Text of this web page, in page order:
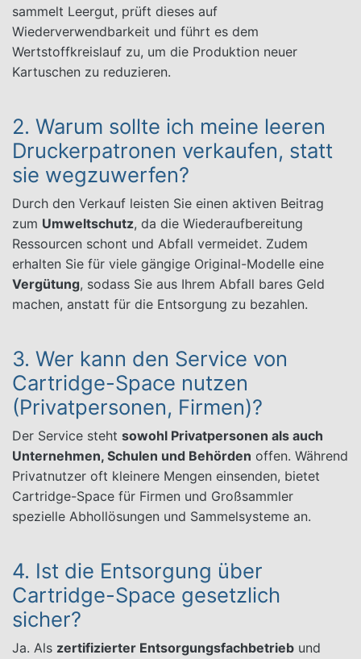
sammelt Leergut, prüft dieses auf
Wiederverwendbarkeit und führt es dem
Wertstoffkreislauf zu, um die Produktion neuer
Kartuschen zu reduzieren.
2. Warum sollte ich meine leeren
Druckerpatronen verkaufen, statt
sie wegzuwerfen?
Durch den Verkauf leisten Sie einen aktiven Beitrag
zum Umweltschutz, da die Wiederaufbereitung
Ressourcen schont und Abfall vermeidet. Zudem
erhalten Sie für viele gängige Original-Modelle eine
Vergütung, sodass Sie aus Ihrem Abfall bares Geld
machen, anstatt für die Entsorgung zu bezahlen.
3. Wer kann den Service von
Cartridge-Space nutzen
(Privatpersonen, Firmen)?
Der Service steht sowohl Privatpersonen als auch
Unternehmen, Schulen und Behörden offen. Während
Privatnutzer oft kleinere Mengen einsenden, bietet
Cartridge-Space für Firmen und Großsammler
spezielle Abhollösungen und Sammelsysteme an.
4. Ist die Entsorgung über
Cartridge-Space gesetzlich
sicher?
Ja. Als zertifizierter Entsorgungsfachbetrieb und